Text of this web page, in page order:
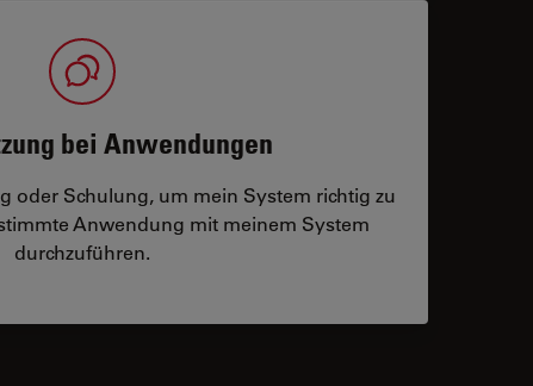
bei Anwendungen
oder Schulung, um mein System richtig zu
Anwendung mit meinem System
durchzuführen.